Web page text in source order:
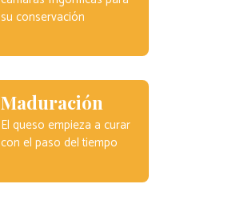
su conservación
Maduración
El queso empieza a curar
con el paso del tiempo